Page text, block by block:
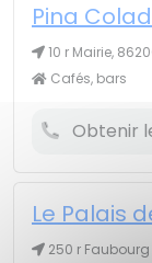
Pina
10 r Mairie,
Cafés, bars
Obtenir
Le Palais
250 r Faubourg